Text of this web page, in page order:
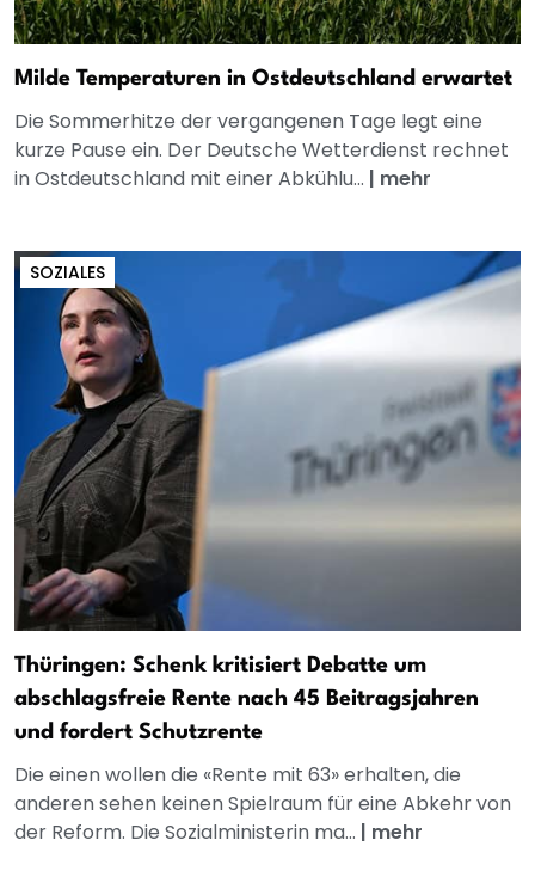
Milde Temperaturen in Ostdeutschland erwartet
Die Sommerhitze der vergangenen Tage legt eine
kurze Pause ein. Der Deutsche Wetterdienst rechnet
in Ostdeutschland mit einer Abkühlu... | mehr
SOZIALES
Thüringen: Schenk kritisiert Debatte um
abschlagsfreie Rente nach 45 Beitragsjahren
und fordert Schutzrente
Die einen wollen die «Rente mit 63» erhalten, die
anderen sehen keinen Spielraum für eine Abkehr von
der Reform. Die Sozialministerin ma... | mehr